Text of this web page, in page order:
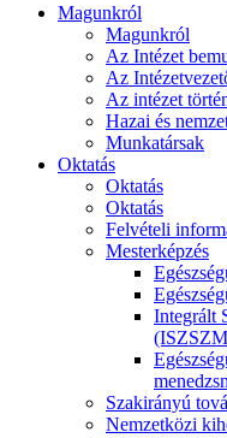
Magunkról
Magunkról
Az Intézet
Az
Az intézet
Hazai és
Munkatársak
Oktatás
Oktatás
Oktatás
Felvételi
Mesterképzés
Integrált
Szakirányú
Nemzetközi